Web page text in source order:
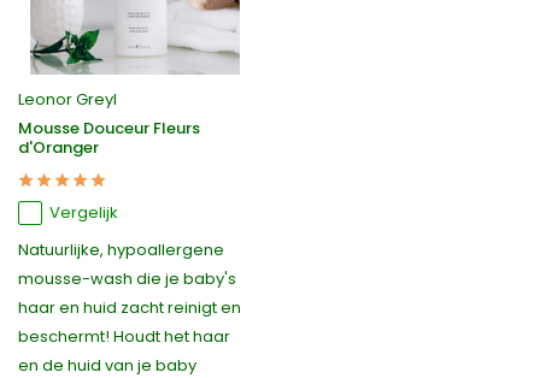
Leonor Greyl
Mousse Douceur Fleurs
d'Oranger
Vergelijk
Natuurlijke, hypoallergene
mousse-wash die je baby's
haar en huid zacht reinigt en
beschermt! Houdt het haar
en de huid van je baby